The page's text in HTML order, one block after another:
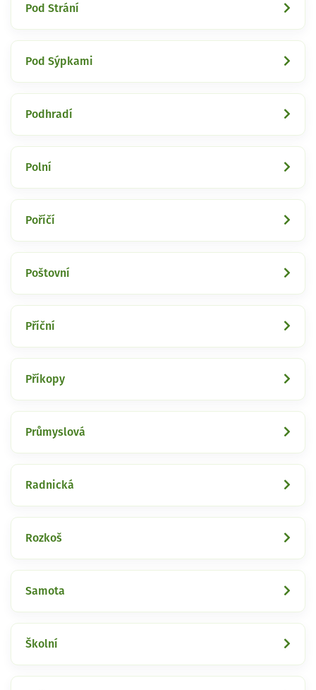
Pod Strání
Pod Sýpkami
Podhradí
Polní
Poříčí
Poštovní
Příční
Příkopy
Průmyslová
Radnická
Rozkoš
Samota
Školní